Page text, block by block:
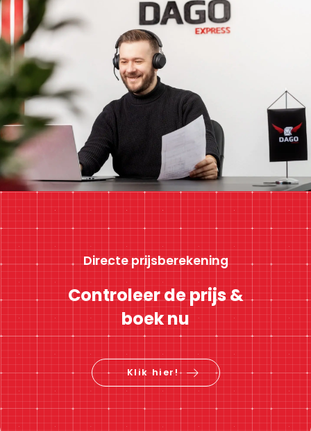
Directe prijsberekening
Controleer de prijs &
boek nu
Klik hier!